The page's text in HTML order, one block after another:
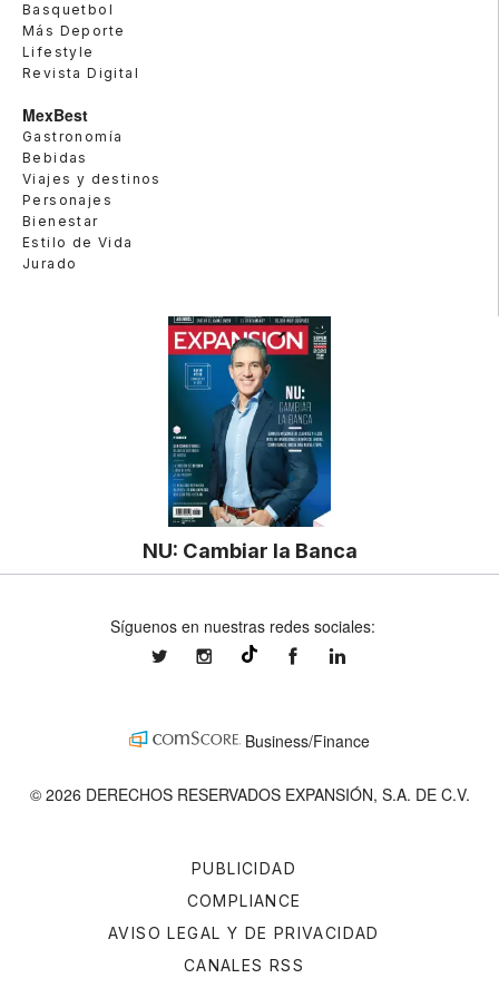
Basquetbol
Más Deporte
Lifestyle
Revista Digital
MexBest
Gastronomía
Bebidas
Viajes y destinos
Personajes
Bienestar
Estilo de Vida
Jurado
NU: Cambiar la Banca
PUBLICIDAD
COMPLIANCE
AVISO LEGAL Y DE PRIVACIDAD
CANALES RSS
Síguenos en nuestras redes sociales:
expansionmxexpansionmx ExpansionMex
Business/Finance
© 2026 DERECHOS RESERVADOS EXPANSIÓN, S.A. DE C.V.